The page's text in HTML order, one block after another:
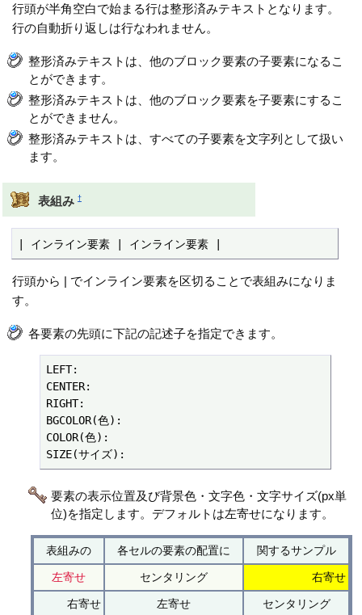
行頭が半角空白で始まる行は整形済みテキストとなります。
行の自動折り返しは行なわれません。
整形済みテキストは、他のブロック要素の子要素になるこ
とができます。
整形済みテキストは、他のブロック要素を子要素にするこ
とができません。
整形済みテキストは、すべての子要素を文字列として扱い
ます。
表組み †
| インライン要素 | インライン要素 |
行頭から | でインライン要素を区切ることで表組みになりま
す。
各要素の先頭に下記の記述子を指定できます。
LEFT:
CENTER:
RIGHT:
BGCOLOR(色):
COLOR(色):
SIZE(サイズ):
要素の表示位置及び背景色・文字色・文字サイズ(px単
位)を指定します。デフォルトは左寄せになります。
表組みの 各セルの要素の配置に 関するサンプル
左寄せ センタリング 右寄せ
右寄せ 左寄せ センタリング